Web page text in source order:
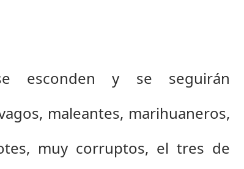
esconden y se seguirán
maleantes, marihuaneros,
muy corruptos, el tres de